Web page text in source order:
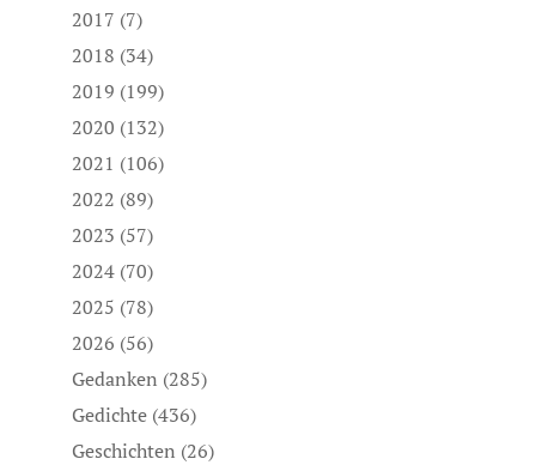
2017 (7)
2018 (34)
2019 (199)
2020 (132)
2021 (106)
2022 (89)
2023 (57)
2024(70)
2025 (78)
2026 (56)
Gedanken (285)
Gedichte(436)
Geschichten (26)